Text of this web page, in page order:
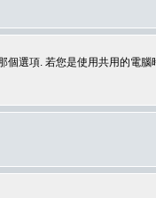
選項. 若您是使用共用的電